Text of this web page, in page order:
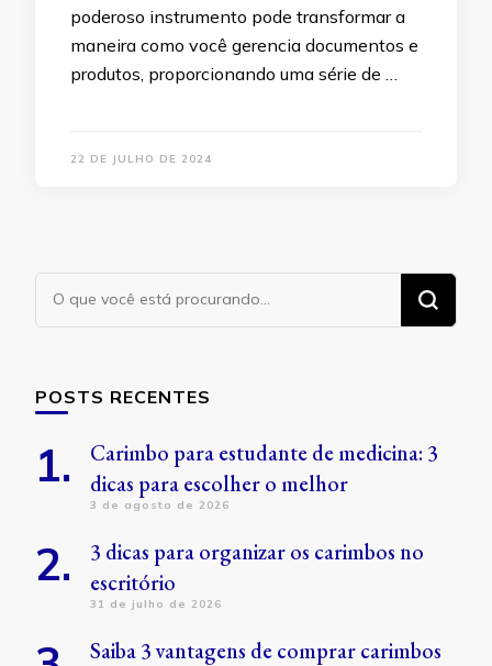
poderoso instrumento pode transformar a
maneira como você gerencia documentos e
produtos, proporcionando uma série de …
22 DE JULHO DE 2024
Procurando
algo?
POSTS RECENTES
Carimbo para estudante de medicina: 3
dicas para escolher o melhor
3 de agosto de 2026
3 dicas para organizar os carimbos no
escritório
31 de julho de 2026
Saiba 3 vantagens de comprar carimbos